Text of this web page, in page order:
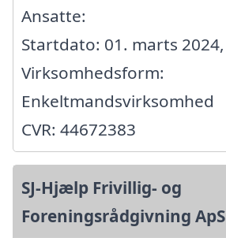
Ansatte:
Startdato: 01. marts 2024,
Virksomhedsform:
Enkeltmandsvirksomhed
CVR: 44672383
SJ-Hjælp Frivillig- og
Foreningsrådgivning ApS